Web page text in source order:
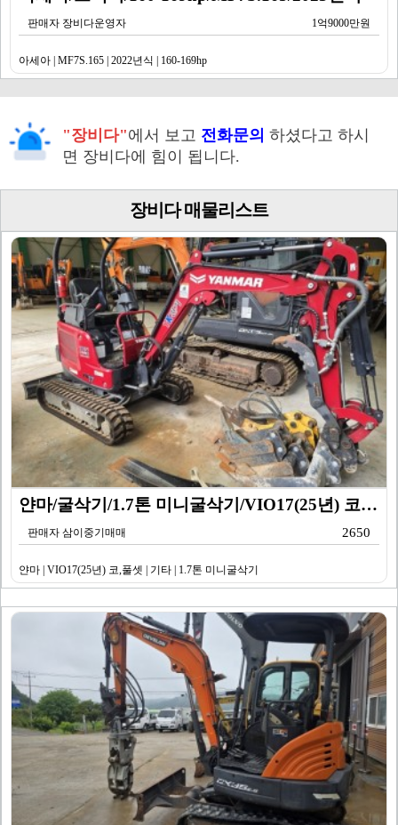
판매자 장비다운영자 1억9000만원
아세아 | MF7S.165 | 2022년식 | 160-169hp
"장비다"에서 보고 전화문의 하셨다고 하시
면 장비다에 힘이 됩니다.
장비다 매물리스트
얀마/굴삭기/1.7톤 미니굴삭기/VIO17(25년) 코…
판매자 삼이중기매매 2650
얀마 | VIO17(25년) 코,풀셋 | 기타 | 1.7톤 미니굴삭기